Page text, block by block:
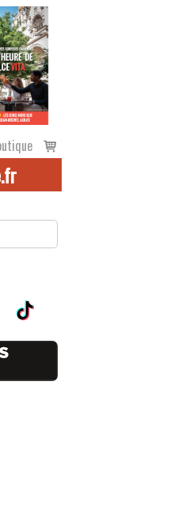
Voir
le